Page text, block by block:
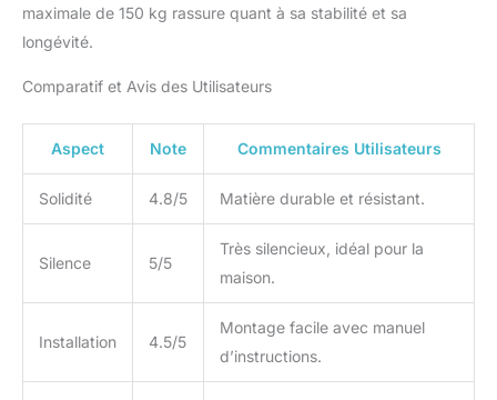
ronfle ou ne cliquette.
silencieux monté sur
aluminium de haute
personnes mesurant
jusqu'à 2 mètres.
Comprend un
support/dépôt pratique
pour téléphone portable
- tu as ainsi toujours les
d'entraînement ou le
maximale de 150 kg rassure quant à sa stabilité et sa
longévité.
Comparatif et Avis des Utilisateurs
Aspect Note Commentaires Utilisateurs
Solidité 4.8/5 Matière durable et résistant.
Silence 5/5
Très silencieux, idéal pour la
maison.
Installation 4.5/5
Montage facile avec manuel
d’instructions.